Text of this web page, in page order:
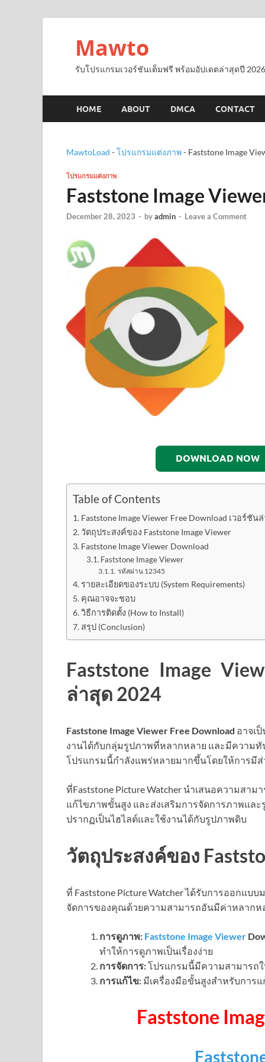
Mawto
รับโปรแกรมเวอร์ชันเต็มฟรี พร้อมอัปเดตล่าสุดปี
HOME ABOUT DMCA CONTACT
MawtoLoad -โปรแกรมแต่งภาพ- Faststone Image
โปรแกรมแต่งภาพ
Faststone Image
December 28, 2023 - byadmin - Leave a Comment
DOWNLOAD NOW
Table of Contents
Faststone Image Viewer Free Download เวอร์ชัน
วัตถุประสงค์ของ Faststone Image Viewer
Faststone Image Viewer Download
Faststone Image Viewer
รหัสผ่าน 12345
รายละเอียดของระบบ (System Requirements)
คุณอาจจะชอบ
วิธีการติดตั้ง (How to Install)
สรุป (Conclusion)
Faststone Image
ล่าสุด 2024
Faststone Image Viewer Free Download อาจเ
งานได้กับกลุ่มรูปภาพที่หลากหลาย และมีความ
โปรแกรมนี้กำลังแพร่หลายมากขึ้นโดยให้การมีส่
ที่Faststone Picture Watcher นำเสนอความสา
แก้ไขภาพขั้นสูง และส่งเสริมการจัดการภาพแ
ปรากฏเป็นไฮไลต์และใช้งานได้กับรูปภาพดิบ
วัตถุประสงค์ของ
ที่ Faststone Picture Watcher ได้รับการออกแ
จัดการของคุณด้วยความสามารถอันมีค่าหลากห
การดูภาพ: Faststone Image Viewer
ทำให้การดูภาพเป็นเรื่องง่าย
การจัดการ:โปรแกรมนี้มีความสามารถ
การแก้ไข: มีเครื่องมือขั้นสูงสำหรับการ
Faststone